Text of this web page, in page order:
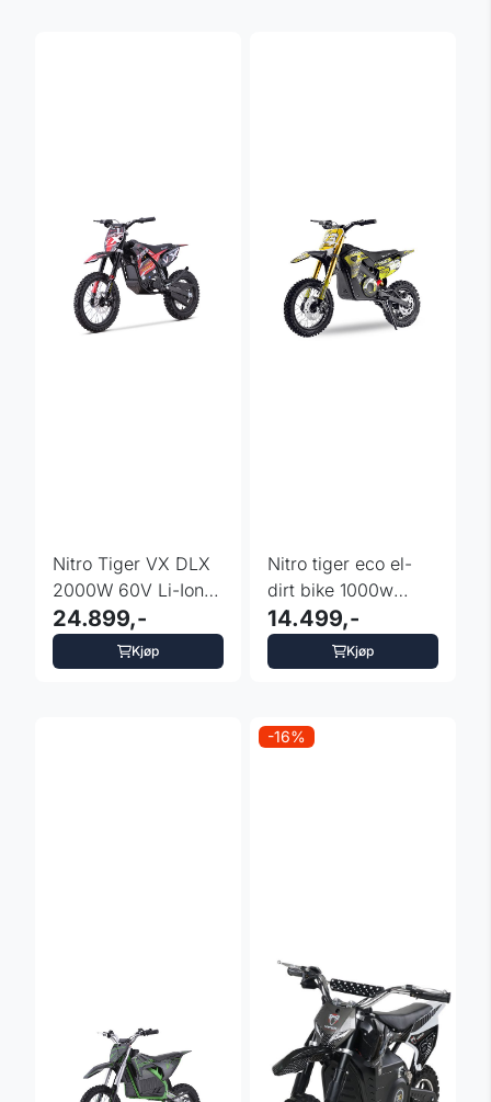
Nitro Tiger VX DLX
2000W 60V Li-Ion
barnedirtbike 14"
24.899,-
Kjøp
Nitro tiger eco el-
dirt bike 1000w
12/10 for barn
14.499,-
Kjøp
-16%